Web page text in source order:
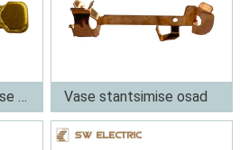
Elektriline stantsimise osa
Rohkem
Vase stantsimise osad